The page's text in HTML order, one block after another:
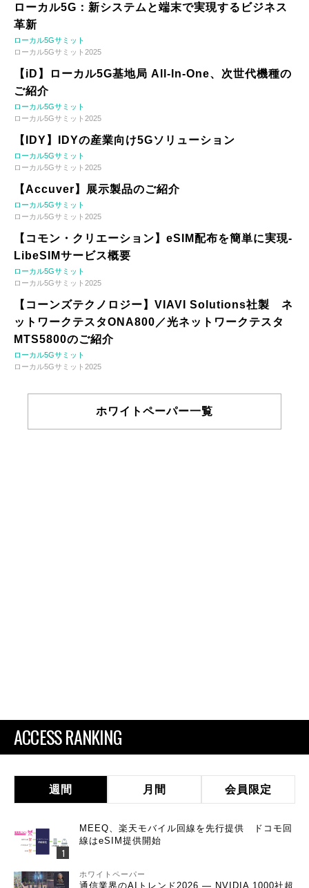
ローカル5G：新システムと端末で実現するビジネス
革新
ローカル5Gサミット
ローカル5Gサミット2025
【iD】ローカル5G基地局 All-In-One、次世代機種の
ご紹介
ローカル5Gサミット
ローカル5Gサミット2025
【IDY】IDYの産業向け5Gソリューション
ローカル5Gサミット
ローカル5Gサミット2025
【Accuver】展示製品のご紹介
ローカル5Gサミット
ローカル5Gサミット2025
【コモン・クリエーション】eSIM配布を簡単に実現-
LibeSIMサービス概要
ローカル5Gサミット
ローカル5Gサミット2025
【コーンズテクノロジー】VIAVI Solutions社製 ネ
ットワークテスタONA800／光ネットワークテスタ
MTS5800のご紹介
ローカル5Gサミット
ローカル5Gサミット2025
ホワイトペーパー一覧
ACCESS RANKING
週間 月間 会員限定
MEEQ、楽天モバイル回線を先行提供 ドコモ回
線はeSIM提供開始
ホワイトペーパー
通信業界のAIトレンド2026 ― NVIDIA 1000社超